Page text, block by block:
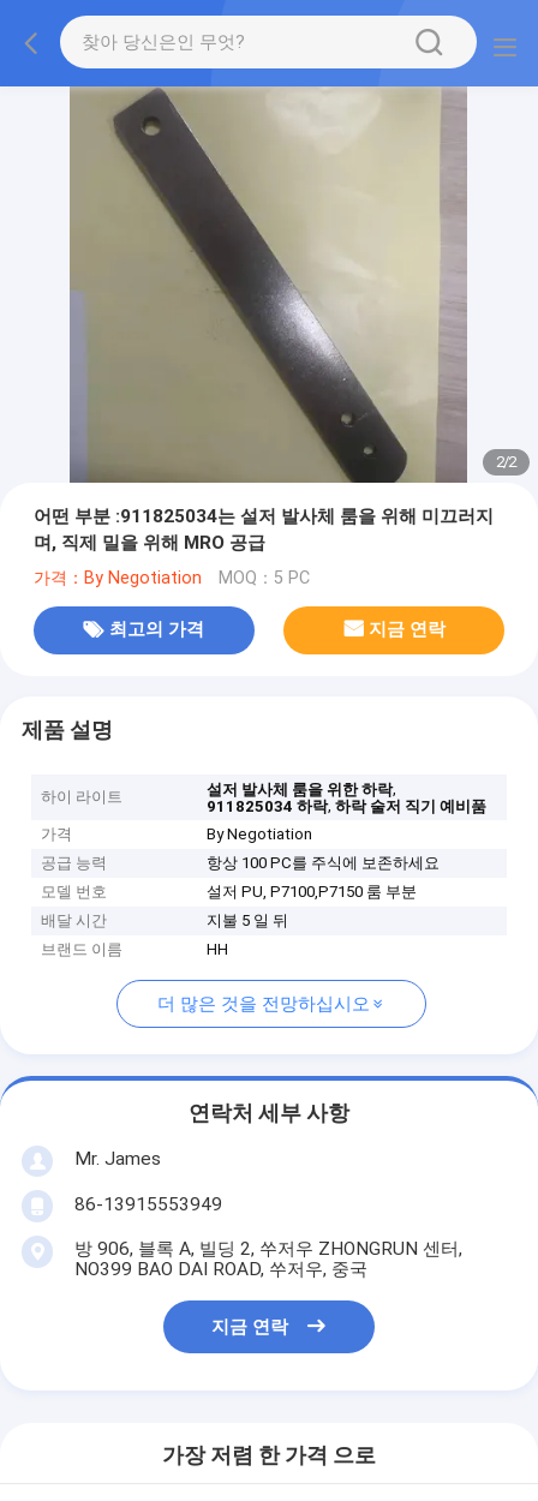
2/2
어떤 부분 :911825034는 설저 발사체 룸을 위해 미끄러지
며, 직제 밀을 위해 MRO 공급
가격：By Negotiation MOQ：5 PC
최고의 가격 지금 연락
제품 설명
하이 라이트 설저 발사체 룸을 위한 하락,
911825034 하락,하락 술저 직기 예비품
가격
By Negotiation
공급 능력
항상 100 PC를 주식에 보존하세요
모델 번호
설저 PU, P7100,P7150 룸 부분
배달 시간
지불 5 일 뒤
브랜드 이름
HH
더 많은 것을 전망하십시오
연락처 세부 사항
Mr. James
86-13915553949
방 906, 블록 A, 빌딩 2, 쑤저우 ZHONGRUN 센터,
NO399 BAO DAI ROAD, 쑤저우, 중국
지금 연락
가장 저렴 한 가격 으로